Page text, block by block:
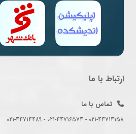
ارتباط با ما
تماس با ما
021-44714158 - 021-44716574 - 021-44714489